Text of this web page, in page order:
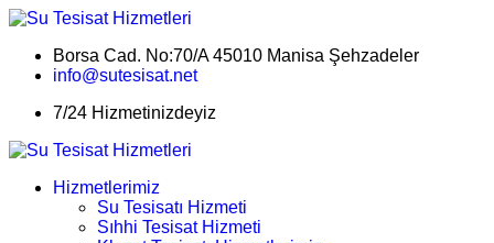
Borsa Cad. No:70/A 45010 Manisa Şehzadeler
info@sutesisat.net
7/24 Hizmetinizdeyiz
Hizmetlerimiz
Su Tesisatı Hizmeti
Sıhhi Tesisat Hizmeti